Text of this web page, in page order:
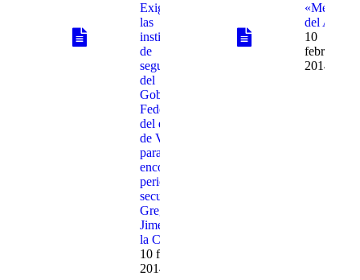
Exigencia a
las
instituciones
de
seguridad
del
Gobierno
Federal y
del estado
de Veracruz
para
encontrar al
periodista
secuestrado
Gregorio
Jimenez de
la Cruz
10 febrero,
2014
«Memoria
del Aire»
10
febrero,
2014